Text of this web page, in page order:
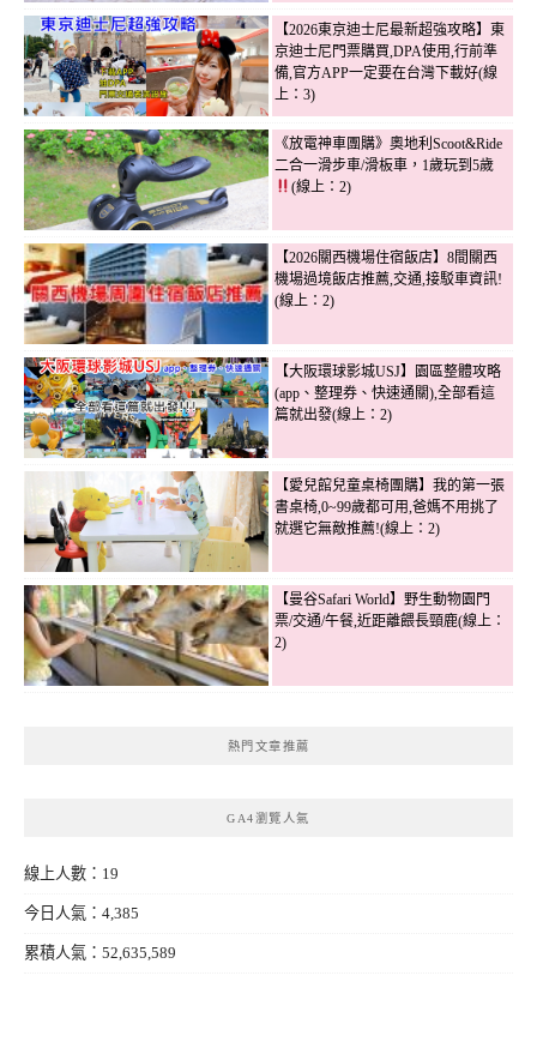
【2026東京迪士尼最新超強攻略】東
京迪士尼門票購買,DPA使用,行前準
備,官方APP一定要在台灣下載好(線
上：3)
《放電神車團購》奧地利Scoot&Ride
二合一滑步車/滑板車，1歲玩到5歲
(線上：2)
【2026關西機場住宿飯店】8間關西
機場過境飯店推薦,交通,接駁車資訊!
(線上：2)
【大阪環球影城USJ】園區整體攻略
(app、整理券、快速通關),全部看這
篇就出發(線上：2)
【愛兒館兒童桌椅團購】我的第一張
書桌椅,0~99歲都可用,爸媽不用挑了
就選它無敵推薦!(線上：2)
【曼谷Safari World】野生動物園門
票/交通/午餐,近距離餵長頸鹿(線上：
2)
熱門文章推薦
GA4瀏覽人氣
線上人數：19
今日人氣：4,385
累積人氣：52,635,589